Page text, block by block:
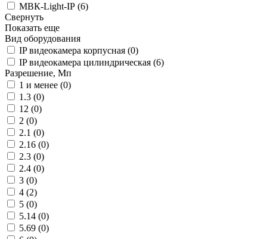
МВК-Light-IP (6)
Свернуть
Показать еще
Вид оборудования
IP видеокамера корпусная (0)
IP видеокамера цилиндрическая (6)
Разрешение, Мп
1 и менее (0)
1.3 (0)
12 (0)
2 (0)
2.1 (0)
2.16 (0)
2.3 (0)
2.4 (0)
3 (0)
4 (2)
5 (0)
5.14 (0)
5.69 (0)